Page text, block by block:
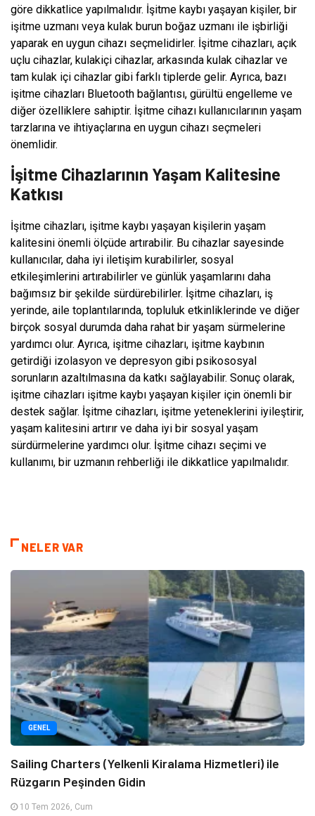
göre dikkatlice yapılmalıdır. İşitme kaybı yaşayan kişiler, bir
işitme uzmanı veya kulak burun boğaz uzmanı ile işbirliği
yaparak en uygun cihazı seçmelidirler. İşitme cihazları, açık
uçlu cihazlar, kulakiçi cihazlar, arkasında kulak cihazlar ve
tam kulak içi cihazlar gibi farklı tiplerde gelir. Ayrıca, bazı
işitme cihazları Bluetooth bağlantısı, gürültü engelleme ve
diğer özelliklere sahiptir. İşitme cihazı kullanıcılarının yaşam
tarzlarına ve ihtiyaçlarına en uygun cihazı seçmeleri
önemlidir.
İşitme Cihazlarının Yaşam Kalitesine
Katkısı
İşitme cihazları, işitme kaybı yaşayan kişilerin yaşam
kalitesini önemli ölçüde artırabilir. Bu cihazlar sayesinde
kullanıcılar, daha iyi iletişim kurabilirler, sosyal
etkileşimlerini artırabilirler ve günlük yaşamlarını daha
bağımsız bir şekilde sürdürebilirler. İşitme cihazları, iş
yerinde, aile toplantılarında, topluluk etkinliklerinde ve diğer
birçok sosyal durumda daha rahat bir yaşam sürmelerine
yardımcı olur. Ayrıca, işitme cihazları, işitme kaybının
getirdiği izolasyon ve depresyon gibi psikososyal
sorunların azaltılmasına da katkı sağlayabilir. Sonuç olarak,
işitme cihazları işitme kaybı yaşayan kişiler için önemli bir
destek sağlar. İşitme cihazları, işitme yeteneklerini iyileştirir,
yaşam kalitesini artırır ve daha iyi bir sosyal yaşam
sürdürmelerine yardımcı olur. İşitme cihazı seçimi ve
kullanımı, bir uzmanın rehberliği ile dikkatlice yapılmalıdır.
NELER VAR
GENEL
Sailing Charters (Yelkenli Kiralama Hizmetleri) ile
Rüzgarın Peşinden Gidin
10 Tem 2026, Cum